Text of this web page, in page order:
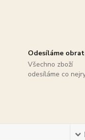
Odesíláme
Všechno zboží
odesíláme co